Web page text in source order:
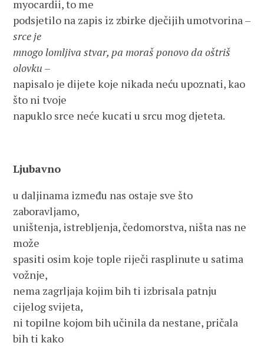
myocardii, to me
podsjetilo na zapis iz zbirke dječijih umotvorina –
srce je
mnogo lomljiva stvar, pa moraš ponovo da oštriš
olovku –
napisalo je dijete koje nikada neću upoznati, kao
što ni tvoje
napuklo srce neće kucati u srcu mog djeteta.
Ljubavno
u daljinama između nas ostaje sve što
zaboravljamo,
uništenja, istrebljenja, čedomorstva, ništa nas ne
može
spasiti osim koje tople riječi rasplinute u satima
vožnje,
nema zagrljaja kojim bih ti izbrisala patnju
cijelog svijeta,
ni topilne kojom bih učinila da nestane, pričala
bih ti kako